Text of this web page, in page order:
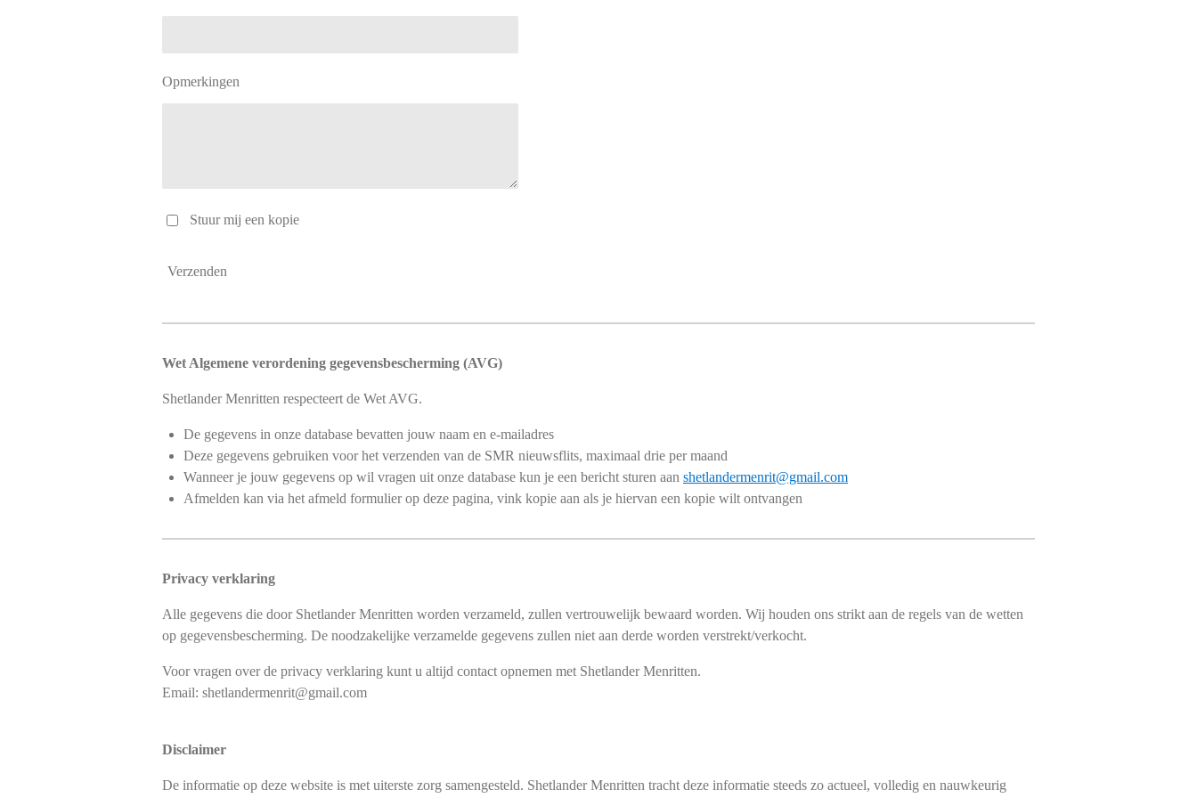
Opmerkingen
Stuur mij een kopie
Verzenden
Wet Algemene verordening gegevensbescherming (AVG)
Shetlander Menritten respecteert de Wet AVG.
De gegevens in onze database bevatten jouw naam en e-mailadres
Deze gegevens gebruiken voor het verzenden van de SMR nieuwsflits, maximaal drie per maand
Wanneer je jouw gegevens op wil vragen uit onze database kun je een bericht sturen aan shetlandermenrit@gmail.com
Afmelden kan via het afmeld formulier op deze pagina, vink kopie aan als je hiervan een kopie wilt ontvangen
Privacy verklaring
Alle gegevens die door Shetlander Menritten worden verzameld, zullen vertrouwelijk bewaard worden. Wij houden ons strikt aan de regels van de wetten
op gegevensbescherming. De noodzakelijke verzamelde gegevens zullen niet aan derde worden verstrekt/verkocht.
Voor vragen over de privacy verklaring kunt u altijd contact opnemen met Shetlander Menritten.
Email: shetlandermenrit@gmail.com
Disclaimer
De informatie op deze website is met uiterste zorg samengesteld. Shetlander Menritten tracht deze informatie steeds zo actueel, volledig en nauwkeurig